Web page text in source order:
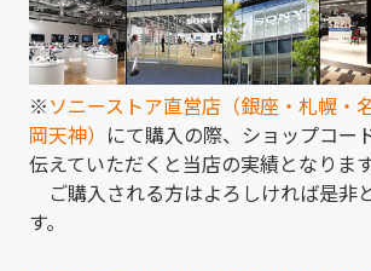
※ソニーストア直営店（銀座・札幌・
岡天神） にて購入の際、ショップコー
伝えていただくと当店の実績となります
ご購入される方はよろしければ是非
す。